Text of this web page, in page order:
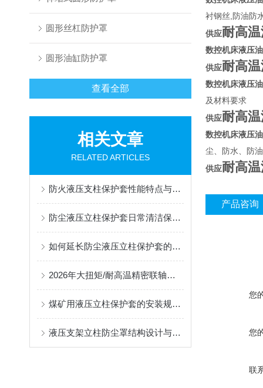
圆形丝杠防护罩
圆形油缸防护罩
查看全部
相关文章
RELATED ARTICLES
防火液压支柱保护套性能特点与阻燃防护应用
防尘液压立柱保护套日常清洁保养与更换规范
如何延长防尘液压立柱保护套的使用寿命？
2026年大扭矩/耐高温精密联轴器定制找哪家？能实现精准定制的优质厂家盘点
煤矿用液压立柱保护套的安装规范与使用寿命提升方案
液压支架立柱防尘罩结构设计与密封防护原理
衬钢丝,防油防
供应耐高
数控机床液压
供应耐高
数控机床液压
及材料要求
供应耐高
数控机床液压
尘、防水、防
供应耐高
产品咨询
您
您
联